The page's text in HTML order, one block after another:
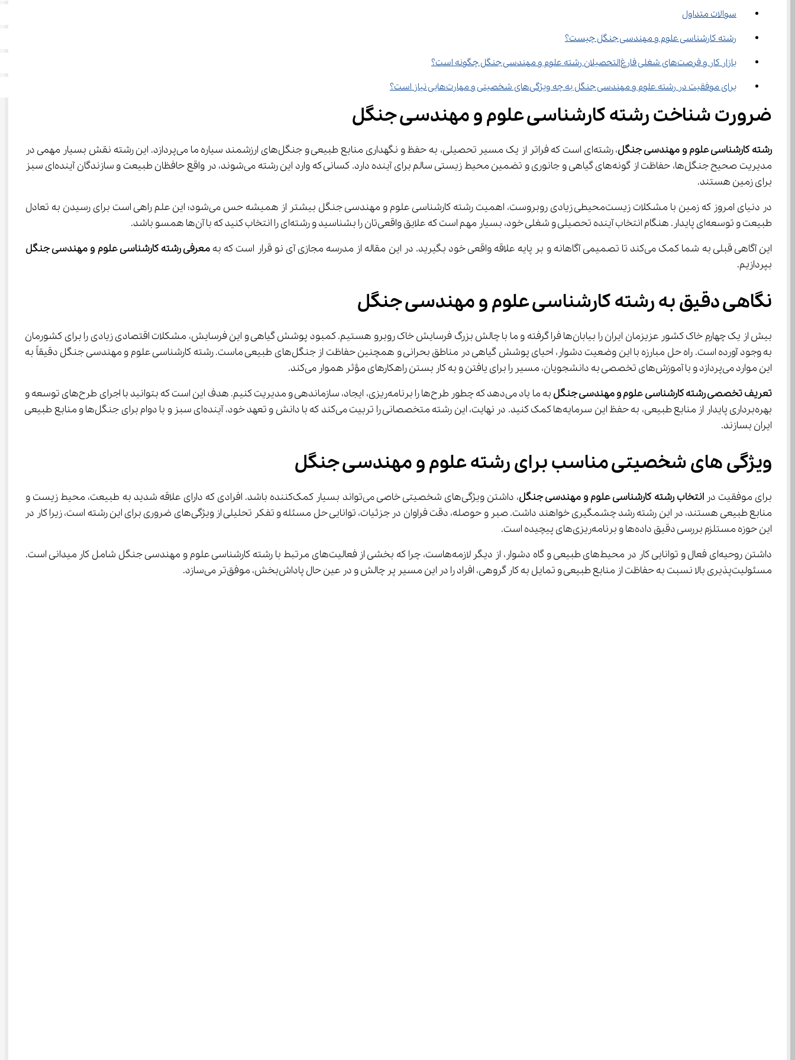
سوالات متداول
رشته کارشناسی علوم و مهندسی جنگل چیست؟
بازار کار و فرصت‌های شغلی فارغ‌التحصیلان رشته علوم و مهندسی جنگل چگونه است؟
برای موفقیت در رشته علوم و مهندسی جنگل به چه ویژگی‌های شخصیتی و مهارت‌هایی نیاز است؟
ضرورت شناخت رشته کارشناسی علوم و مهندسی جنگل
رشته کارشناسی علوم و مهندسی جنگل
، رشته‌ای است که فراتر از یک مسیر تحصیلی، به حفظ و نگهداری منابع طبیعی و جنگل‌های ارزشمند سیاره ما می‌پردازد. این رشته نقش بسیار مهمی در
مدیریت صحیح جنگل‌ها، حفاظت از گونه‌های گیاهی و جانوری و تضمین محیط زیستی سالم برای آینده دارد. کسانی که وارد این رشته می‌شوند، در واقع حافظان طبیعت و سازندگان آینده‌ای سبز
برای زمین هستند.
در دنیای امروز که زمین با مشکلات زیست‌محیطی زیادی روبروست، اهمیت رشته کارشناسی علوم و مهندسی جنگل بیشتر از همیشه حس می‌شود؛ این علم راهی است برای رسیدن به تعادل
طبیعت و توسعه‌ای پایدار. هنگام انتخاب آینده تحصیلی و شغلی خود، بسیار مهم است که علایق واقعی‌تان را بشناسید و رشته‌ای را انتخاب کنید که با آن‌ها همسو باشد.
این آگاهی قبلی به شما کمک می‌کند تا تصمیمی آگاهانه و بر پایه علاقه واقعی خود بگیرید. در این مقاله از مدرسه مجازی آی نو قرار است که به
معرفی رشته کارشناسی علوم و مهندسی جنگل
بپردازیم.
نگاهی دقیق به رشته کارشناسی علوم و مهندسی جنگل
بیش از یک چهارم خاک کشور عزیزمان ایران را بیابان‌ها فرا گرفته و ما با چالش بزرگ فرسایش خاک روبرو هستیم. کمبود پوشش گیاهی و این فرسایش، مشکلات اقتصادی زیادی را برای کشورمان
به وجود آورده است. راه حل مبارزه با این وضعیت دشوار، احیای پوشش گیاهی در مناطق بحرانی و همچنین حفاظت از جنگل‌های طبیعی ماست. رشته کارشناسی علوم و مهندسی جنگل دقیقاً به
این موارد می‌پردازد و با آموزش‌های تخصصی به دانشجویان، مسیر را برای یافتن و به کار بستن راهکارهای مؤثر هموار می‌کند.
تعریف تخصصی رشته کارشناسی علوم و مهندسی جنگل
به ما یاد می‌دهد که چطور طرح‌ها را برنامه‌ریزی، ایجاد، سازماندهی و مدیریت کنیم. هدف این است که بتوانید با اجرای طرح‌های توسعه و
بهره‌برداری پایدار از منابع طبیعی، به حفظ این سرمایه‌ها کمک کنید. در نهایت، این رشته متخصصانی را تربیت می‌کند که با دانش و تعهد خود، آینده‌ای سبز و با دوام برای جنگل‌ها و منابع طبیعی
ایران بسازند.
ویژگی‌ های شخصیتی مناسب برای رشته علوم و مهندسی جنگل
برای موفقیت در انتخاب رشته کارشناسی علوم و مهندسی جنگل
، داشتن ویژگی‌های شخصیتی خاصی می‌تواند بسیار کمک‌کننده باشد. افرادی که دارای علاقه شدید به طبیعت، محیط زیست و
منابع طبیعی هستند، در این رشته رشد چشمگیری خواهند داشت. صبر و حوصله، دقت فراوان در جزئیات، توانایی حل مسئله و تفکر تحلیلی از ویژگی‌های ضروری برای این رشته است، زیرا کار در
این حوزه مستلزم بررسی دقیق داده‌ها و برنامه‌ریزی‌های پیچیده است.
داشتن روحیه‌ای فعال و توانایی کار در محیط‌های طبیعی و گاه دشوار، از دیگر لازمه‌هاست، چرا که بخشی از فعالیت‌های مرتبط با رشته کارشناسی علوم و مهندسی جنگل شامل کار میدانی است.
مسئولیت‌پذیری بالا نسبت به حفاظت از منابع طبیعی و تمایل به کار گروهی، افراد را در این مسیر پر چالش و در عین حال پاداش‌بخش، موفق‌تر می‌سازد.